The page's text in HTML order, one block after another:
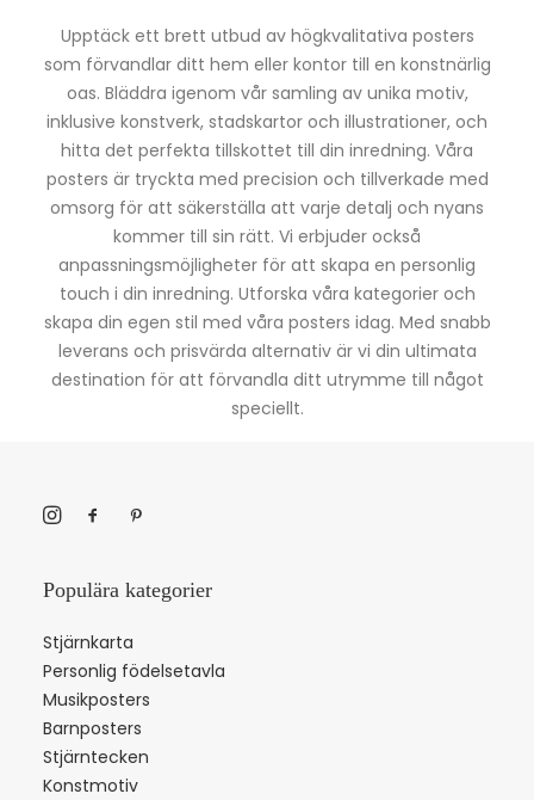
Upptäck ett brett utbud av högkvalitativa posters
som förvandlar ditt hem eller kontor till en konstnärlig
oas. Bläddra igenom vår samling av unika motiv,
inklusive konstverk, stadskartor och illustrationer, och
hitta det perfekta tillskottet till din inredning. Våra
posters är tryckta med precision och tillverkade med
omsorg för att säkerställa att varje detalj och nyans
kommer till sin rätt. Vi erbjuder också
anpassningsmöjligheter för att skapa en personlig
touch i din inredning. Utforska våra kategorier och
skapa din egen stil med våra posters idag. Med snabb
leverans och prisvärda alternativ är vi din ultimata
destination för att förvandla ditt utrymme till något
speciellt.
Populära kategorier
Stjärnkarta
Personlig födelsetavla
Musikposters
Barnposters
Stjärntecken
Konstmotiv